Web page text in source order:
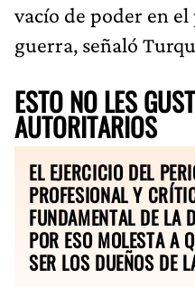
vacío de poder en
guerra, señaló
ESTO NO LES
AUTORITARIOS
EL EJERCICIO DEL
PROFESIONAL Y
FUNDAMENTAL DE LA
POR ESO MOLESTA A
SER LOS DUEÑOS DE